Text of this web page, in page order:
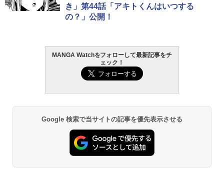
き」第44話「アキトくんはいつする
の？」公開！
MANGA Watchをフォローして最新記事をチ
ェック！
Google 検索で当サイトの記事を優先表示させる